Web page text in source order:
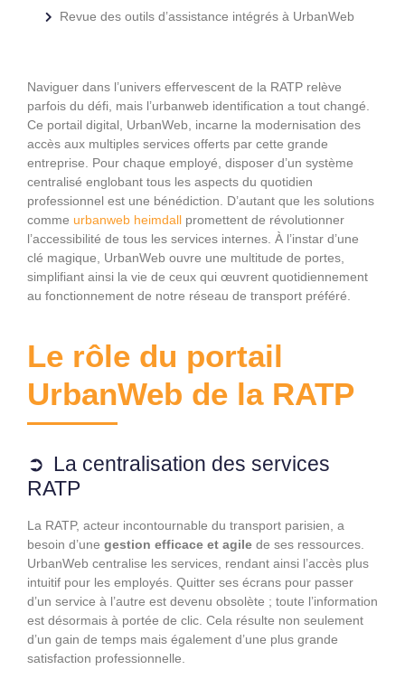
Revue des outils d’assistance intégrés à UrbanWeb
Naviguer dans l’univers effervescent de la RATP relève
parfois du défi, mais l’urbanweb identification a tout changé.
Ce portail digital, UrbanWeb, incarne la modernisation des
accès aux multiples services offerts par cette grande
entreprise. Pour chaque employé, disposer d’un système
centralisé englobant tous les aspects du quotidien
professionnel est une bénédiction. D’autant que les solutions
comme urbanweb heimdall promettent de révolutionner
l’accessibilité de tous les services internes. À l’instar d’une
clé magique, UrbanWeb ouvre une multitude de portes,
simplifiant ainsi la vie de ceux qui œuvrent quotidiennement
au fonctionnement de notre réseau de transport préféré.
Le rôle du portail
UrbanWeb de la RATP
La centralisation des services
RATP
La RATP, acteur incontournable du transport parisien, a
besoin d’une gestion efficace et agile de ses ressources.
UrbanWeb centralise les services, rendant ainsi l’accès plus
intuitif pour les employés. Quitter ses écrans pour passer
d’un service à l’autre est devenu obsolète ; toute l’information
est désormais à portée de clic. Cela résulte non seulement
d’un gain de temps mais également d’une plus grande
satisfaction professionnelle.